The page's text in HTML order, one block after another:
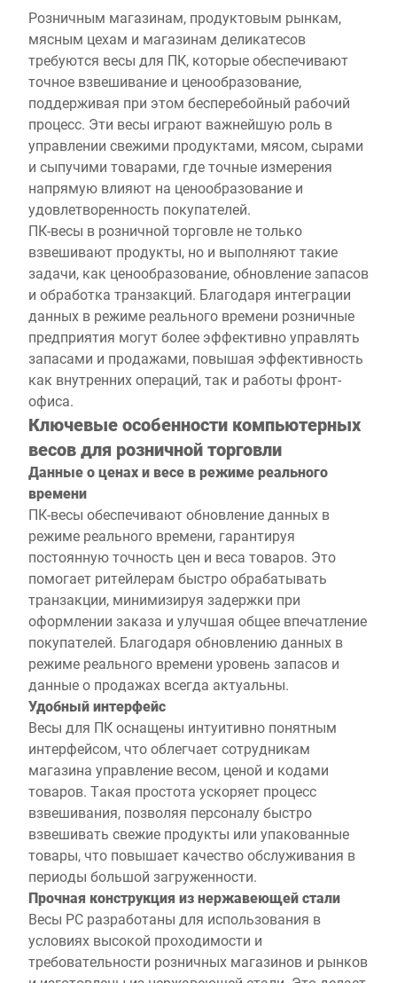
Розничным магазинам, продуктовым рынкам,
мясным цехам и магазинам деликатесов
требуются весы для ПК, которые обеспечивают
точное взвешивание и ценообразование,
поддерживая при этом бесперебойный рабочий
процесс. Эти весы играют важнейшую роль в
управлении свежими продуктами, мясом, сырами
и сыпучими товарами, где точные измерения
напрямую влияют на ценообразование и
удовлетворенность покупателей.
ПК-весы в розничной торговле не только
взвешивают продукты, но и выполняют такие
задачи, как ценообразование, обновление запасов
и обработка транзакций. Благодаря интеграции
данных в режиме реального времени розничные
предприятия могут более эффективно управлять
запасами и продажами, повышая эффективность
как внутренних операций, так и работы фронт-
офиса.
Ключевые особенности компьютерных
весов для розничной торговли
Данные о ценах и весе в режиме реального
времени
ПК-весы обеспечивают обновление данных в
режиме реального времени, гарантируя
постоянную точность цен и веса товаров. Это
помогает ритейлерам быстро обрабатывать
транзакции, минимизируя задержки при
оформлении заказа и улучшая общее впечатление
покупателей. Благодаря обновлению данных в
режиме реального времени уровень запасов и
данные о продажах всегда актуальны.
Удобный интерфейс
Весы для ПК оснащены интуитивно понятным
интерфейсом, что облегчает сотрудникам
магазина управление весом, ценой и кодами
товаров. Такая простота ускоряет процесс
взвешивания, позволяя персоналу быстро
взвешивать свежие продукты или упакованные
товары, что повышает качество обслуживания в
периоды большой загруженности.
Прочная конструкция из нержавеющей стали
Весы PC разработаны для использования в
условиях высокой проходимости и
требовательности розничных магазинов и рынков